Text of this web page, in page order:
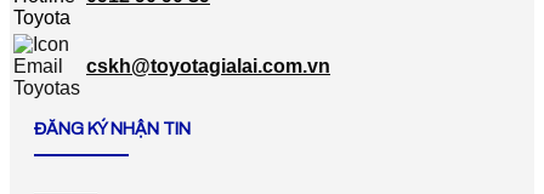
cskh@toyotagialai.com.vn
ĐĂNG KÝ NHẬN TIN